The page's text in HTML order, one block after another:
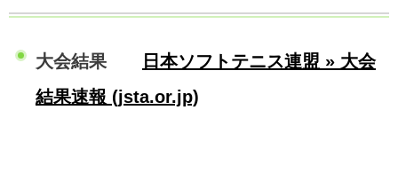
大会結果
日本ソフトテニス連盟 » 大会
結果速報 (jsta.or.jp)